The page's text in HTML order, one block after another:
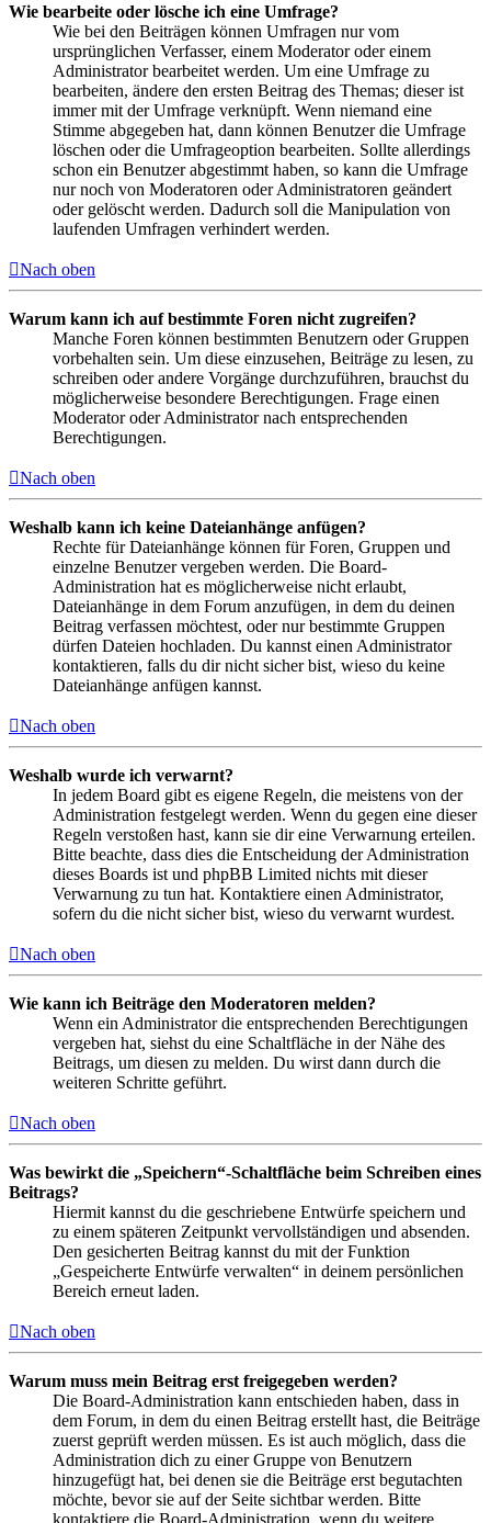
Wie bearbeite oder lösche ich eine Umfrage?
Wie bei den Beiträgen können Umfragen nur vom
ursprünglichen Verfasser, einem Moderator oder einem
Administrator bearbeitet werden. Um eine Umfrage zu
bearbeiten, ändere den ersten Beitrag des Themas; dieser ist
immer mit der Umfrage verknüpft. Wenn niemand eine
Stimme abgegeben hat, dann können Benutzer die Umfrage
löschen oder die Umfrageoption bearbeiten. Sollte allerdings
schon ein Benutzer abgestimmt haben, so kann die Umfrage
nur noch von Moderatoren oder Administratoren geändert
oder gelöscht werden. Dadurch soll die Manipulation von
laufenden Umfragen verhindert werden.
Nach oben
Warum kann ich auf bestimmte Foren nicht zugreifen?
Manche Foren können bestimmten Benutzern oder Gruppen
vorbehalten sein. Um diese einzusehen, Beiträge zu lesen, zu
schreiben oder andere Vorgänge durchzuführen, brauchst du
möglicherweise besondere Berechtigungen. Frage einen
Moderator oder Administrator nach entsprechenden
Berechtigungen.
Nach oben
Weshalb kann ich keine Dateianhänge anfügen?
Rechte für Dateianhänge können für Foren, Gruppen und
einzelne Benutzer vergeben werden. Die Board-
Administration hat es möglicherweise nicht erlaubt,
Dateianhänge in dem Forum anzufügen, in dem du deinen
Beitrag verfassen möchtest, oder nur bestimmte Gruppen
dürfen Dateien hochladen. Du kannst einen Administrator
kontaktieren, falls du dir nicht sicher bist, wieso du keine
Dateianhänge anfügen kannst.
Nach oben
Weshalb wurde ich verwarnt?
In jedem Board gibt es eigene Regeln, die meistens von der
Administration festgelegt werden. Wenn du gegen eine dieser
Regeln verstoßen hast, kann sie dir eine Verwarnung erteilen.
Bitte beachte, dass dies die Entscheidung der Administration
dieses Boards ist und phpBB Limited nichts mit dieser
Verwarnung zu tun hat. Kontaktiere einen Administrator,
sofern du die nicht sicher bist, wieso du verwarnt wurdest.
Nach oben
Wie kann ich Beiträge den Moderatoren melden?
Wenn ein Administrator die entsprechenden Berechtigungen
vergeben hat, siehst du eine Schaltfläche in der Nähe des
Beitrags, um diesen zu melden. Du wirst dann durch die
weiteren Schritte geführt.
Nach oben
Was bewirkt die „Speichern“-Schaltfläche beim Schreiben eines
Beitrags?
Hiermit kannst du die geschriebene Entwürfe speichern und
zu einem späteren Zeitpunkt vervollständigen und absenden.
Den gesicherten Beitrag kannst du mit der Funktion
„Gespeicherte Entwürfe verwalten“ in deinem persönlichen
Bereich erneut laden.
Nach oben
Warum muss mein Beitrag erst freigegeben werden?
Die Board-Administration kann entschieden haben, dass in
dem Forum, in dem du einen Beitrag erstellt hast, die Beiträge
zuerst geprüft werden müssen. Es ist auch möglich, dass die
Administration dich zu einer Gruppe von Benutzern
hinzugefügt hat, bei denen sie die Beiträge erst begutachten
möchte, bevor sie auf der Seite sichtbar werden. Bitte
kontaktiere die Board-Administration, wenn du weitere